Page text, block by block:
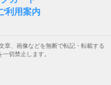
利用案内
、画像などを無断で転記・転載する
切禁止します。